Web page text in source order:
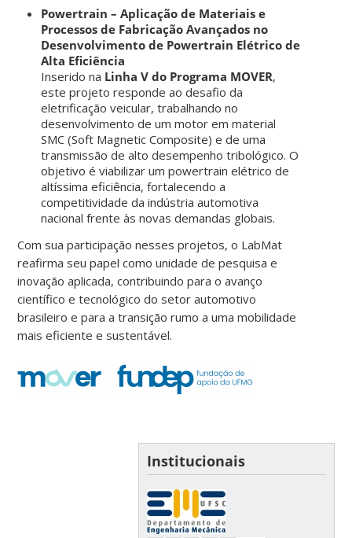
Powertrain – Aplicação de Materiais e
Processos de Fabricação Avançados no
Desenvolvimento de Powertrain Elétrico de
Alta Eficiência
Inserido na Linha V do Programa MOVER,
este projeto responde ao desafio da
eletrificação veicular, trabalhando no
desenvolvimento de um motor em material
SMC (Soft Magnetic Composite) e de uma
transmissão de alto desempenho tribológico. O
objetivo é viabilizar um powertrain elétrico de
altíssima eficiência, fortalecendo a
competitividade da indústria automotiva
nacional frente às novas demandas globais.
Com sua participação nesses projetos, o LabMat
reafirma seu papel como unidade de pesquisa e
inovação aplicada, contribuindo para o avanço
científico e tecnológico do setor automotivo
brasileiro e para a transição rumo a uma mobilidade
mais eficiente e sustentável.
Institucionais